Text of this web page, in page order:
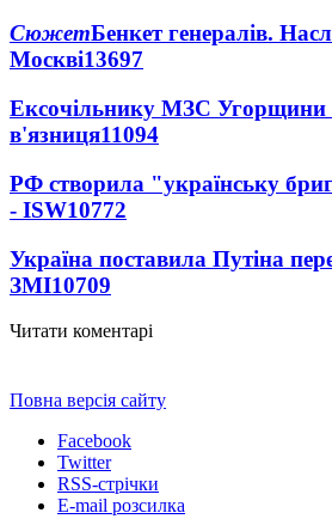
СюжетБенкет генералів.
Москві13697
Ексочільнику МЗС Угорщини
в'язниця11094
РФ створила "українську
- ISW10772
Україна поставила Путіна
ЗМІ10709
Читати коментарі
Повна версія сайту
Facebook
Twitter
RSS-стрічки
E-mail розсилка